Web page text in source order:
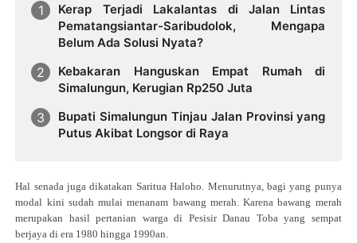
Kerap Terjadi Lakalantas di Jalan Lintas
Pematangsiantar-Saribudolok, Mengapa
Belum Ada Solusi Nyata?
Kebakaran Hanguskan Empat Rumah di
Simalungun, Kerugian Rp250 Juta
Bupati Simalungun Tinjau Jalan Provinsi yang
Putus Akibat Longsor di Raya
Hal senada juga dikatakan Saritua Haloho. Menurutnya, bagi yang punya
modal kini sudah mulai menanam bawang merah. Karena bawang merah
merupakan hasil pertanian warga di Pesisir Danau Toba yang sempat
berjaya di era 1980 hingga 1990an.